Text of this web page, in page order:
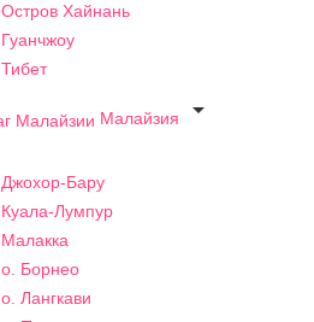
Остров Хайнань
Гуанчжоу
Тибет
Малайзия

Джохор-Бару
Куала-Лумпур
Малакка
о. Борнео
о. Лангкави